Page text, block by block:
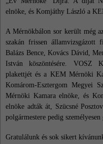
elnöke, és Komjáthy László a
A Mérnökbálon sor került még
szakán frissen államvizsgázott
Balázs Bence, Kovács Dávid,
István köszöntésére. VOSZ
plakettjét és a KEM Mérnöki
Komárom-Esztergom Megyei
Mérnöki Kamara elnöke, és
elnöke adták át, Szücsné
polgármestere pedig
Gratulálunk és sok sikert